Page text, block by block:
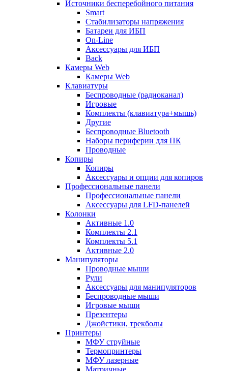
Источники бесперебойного питания
Smart
Стабилизаторы напряжения
Батареи для ИБП
On-Line
Аксессуары для ИБП
Back
Камеры Web
Камеры Web
Клавиатуры
Беспроводные (радиоканал)
Игровые
Комплекты (клавиатура+мышь)
Другие
Беспроводные Bluetooth
Наборы периферии для ПК
Проводные
Копиры
Копиры
Аксессуары и опции для копиров
Профессиональные панели
Профессиональные панели
Аксессуары для LFD-панелей
Колонки
Активные 1.0
Комплекты 2.1
Комплекты 5.1
Активные 2.0
Манипуляторы
Проводные мыши
Рули
Аксессуары для манипуляторов
Беспроводные мыши
Игровые мыши
Презентеры
Джойстики, трекболы
Принтеры
МФУ струйные
Термопринтеры
МФУ лазерные
Матричные